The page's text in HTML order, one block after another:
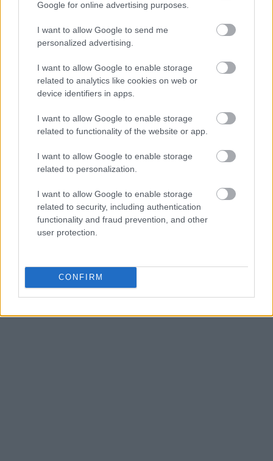
Google for online advertising purposes.
I want to allow Google to send me
personalized advertising.
I want to allow Google to enable storage
related to analytics like cookies on web or
device identifiers in apps.
I want to allow Google to enable storage
related to functionality of the website or app.
I want to allow Google to enable storage
related to personalization.
I want to allow Google to enable storage
related to security, including authentication
functionality and fraud prevention, and other
user protection.
CONFIRM
τεχνολογικής ανταγωνιστικότητας. Σε μια εποχή
όπου οι κίνδυνοι δεν γνωρίζουν σύνορα, η χώρα
επιλέγει να βρίσκεται μεταξύ εκείνων που
σχεδιάζουν τις λύσεις, αντί να περιορίζεται στο
να προσαρμόζεται στις αποφάσεις άλλων. Η
συμμετοχή διασφαλίζει μεγαλύτερη επιρροή,
περισσότερες ευκαιρίες για την εγχώρια
κρίσιμων υποδομών και των πολιτών».